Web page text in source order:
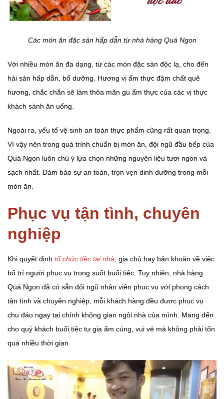
Các món ăn đặc sản hấp dẫn từ nhà hàng Quá Ngon
Với nhiều món ăn đa dạng, từ các món đặc sản độc lạ, cho đến
hải sản hấp dẫn, bổ dưỡng. Hương vị ẩm thực đậm chất quê
hương, chắc chắn sẽ làm thỏa mãn gu ẩm thực của các vị thực
khách sành ăn uống.
Ngoài ra, yếu tố vệ sinh an toàn thực phẩm cũng rất quan trọng.
Vì vậy nên trong quá trình chuẩn bị món ăn, đội ngũ đầu bếp của
Quá Ngon luôn chú ý lựa chọn những nguyên liệu tươi ngon và
sạch nhất. Đảm bảo sự an toàn, trọn vẹn dinh dưỡng trong mỗi
món ăn.
Phục vụ tận tình, chuyên
nghiệp
Khi quyết định tổ chức tiệc tại nhà , gia chủ hay băn khoăn về việc
bố trí người phục vụ trong suốt buổi tiệc. Tuy nhiên, nhà hàng
Quá Ngon đã có sẵn đội ngũ nhân viên phục vụ với phong cách
tận tình và chuyên nghiệp, mỗi khách hàng đều được phục vụ
chu đáo ngay tại chính không gian ngôi nhà của mình. Mang đến
cho quý khách buổi tiệc tư gia ấm cúng, vui vẻ mà không phải tốn
quá nhiều thời gian.